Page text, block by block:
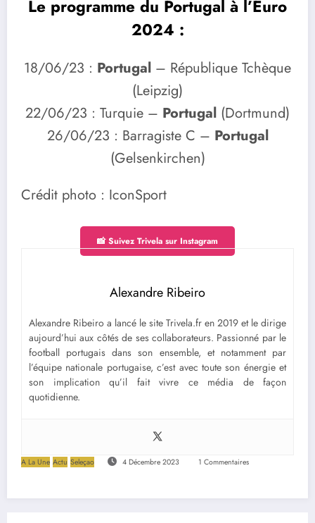
Le programme du Portugal à l’Euro
2024 :
18/06/23 : Portugal – République Tchèque
(Leipzig)
22/06/23 : Turquie – Portugal (Dortmund)
26/06/23 : Barragiste C – Portugal
(Gelsenkirchen)
Crédit photo : IconSport
📸 Suivez Trivela sur Instagram
Alexandre Ribeiro
Alexandre Ribeiro a lancé le site Trivela.fr en 2019 et le dirige
aujourd’hui aux côtés de ses collaborateurs. Passionné par le
football portugais dans son ensemble, et notamment par
l’équipe nationale portugaise, c’est avec toute son énergie et
son implication qu’il fait vivre ce média de façon
quotidienne.
A La Une Actu Seleçao 4 Décembre 2023 1 Commentaires